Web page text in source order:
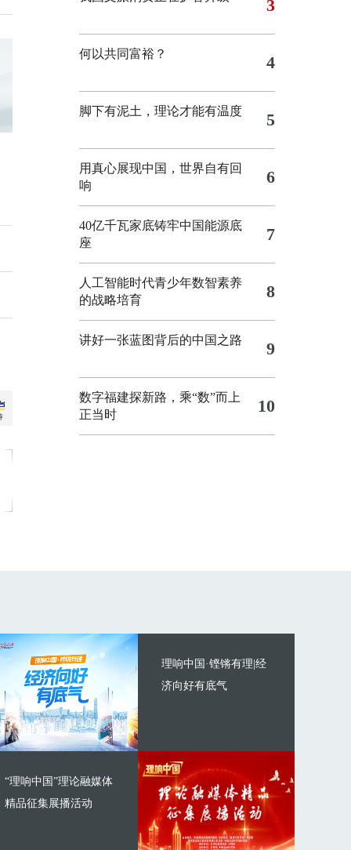
3
何以共同富裕？ 4
脚下有泥土，理论才能有温度 5
用真心展现中国，世界自有回
响
6
40亿千瓦家底铸牢中国能源底
座
7
人工智能时代青少年数智素养
的战略培育
8
讲好一张蓝图背后的中国之路 9
数字福建探新路，乘“数”而上
正当时
10
理响中国·铿锵有理|经
济向好有底气
“理响中国”理论融媒体
精品征集展播活动